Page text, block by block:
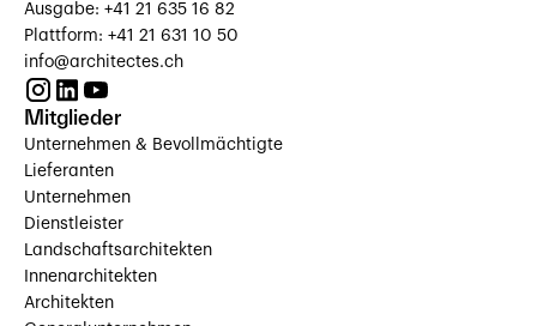
Ausgabe: +41 21 635 16 82
Plattform: +41 21 631 10 50
info@architectes.ch
Mitglieder
Unternehmen & Bevollmächtigte
Lieferanten
Unternehmen
Dienstleister
Landschaftsarchitekten
Innenarchitekten
Architekten